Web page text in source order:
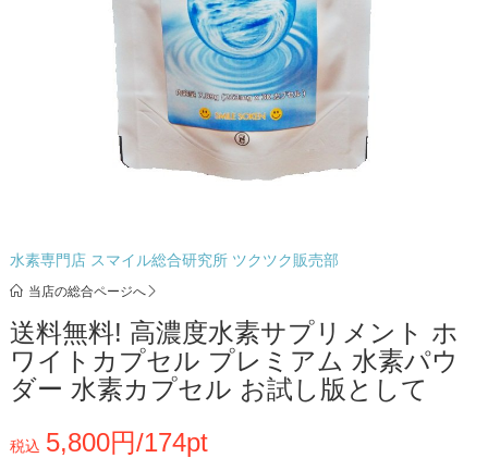
水素専門店 スマイル総合研究所 ツクツク販売部
当店の総合ページへ
送料無料! 高濃度水素サプリメント ホ
ワイトカプセル プレミアム 水素パウ
ダー 水素カプセル お試し版として
税込 5,800円/174pt